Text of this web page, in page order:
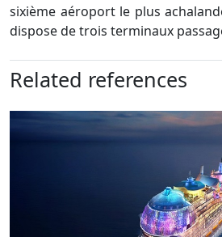
sixième aéroport le plus
dispose de trois terminaux
Related references